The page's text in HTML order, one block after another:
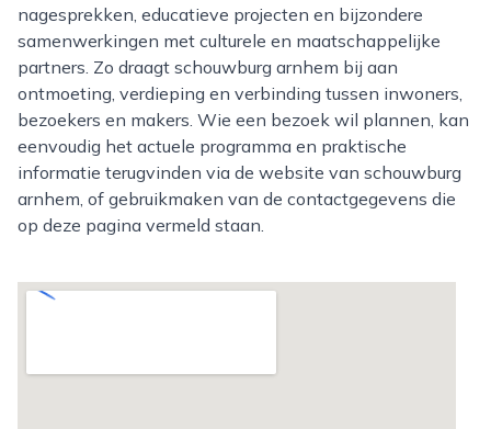
nagesprekken, educatieve projecten en bijzondere
samenwerkingen met culturele en maatschappelijke
partners. Zo draagt schouwburg arnhem bij aan
ontmoeting, verdieping en verbinding tussen inwoners,
bezoekers en makers. Wie een bezoek wil plannen, kan
eenvoudig het actuele programma en praktische
informatie terugvinden via de website van schouwburg
arnhem, of gebruikmaken van de contactgegevens die
op deze pagina vermeld staan.